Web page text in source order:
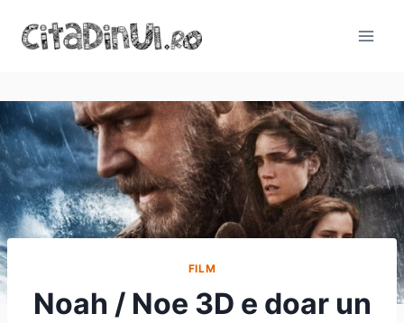
FILM
Noah / Noe 3D e doar un